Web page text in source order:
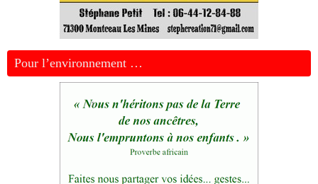
Pour l’environnement …